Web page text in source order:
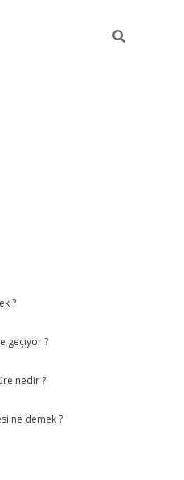
?
geçiyor ?
nedir ?
ne demek ?